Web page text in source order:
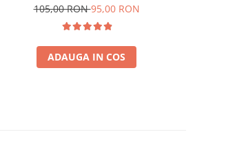
105,00 RON95,00 RON
ADAUGA IN COS